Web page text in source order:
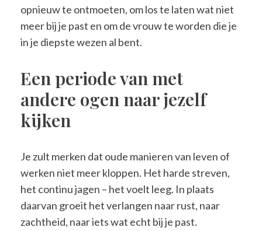
opnieuw te ontmoeten, om los te laten wat niet
meer bij je past en om de vrouw te worden die je
in je diepste wezen al bent.
Een periode van met
andere ogen naar jezelf
kijken
Je zult merken dat oude manieren van leven of
werken niet meer kloppen. Het harde streven,
het continu jagen – het voelt leeg. In plaats
daarvan groeit het verlangen naar rust, naar
zachtheid, naar iets wat echt bij je past.